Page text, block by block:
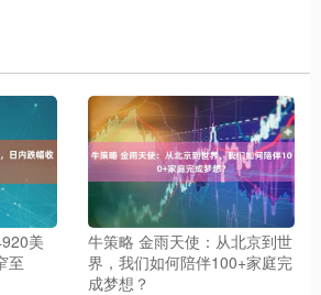
美
至
牛策略 金雨天使：从北京到世
界，我们如何陪伴100+家庭完
成梦想？